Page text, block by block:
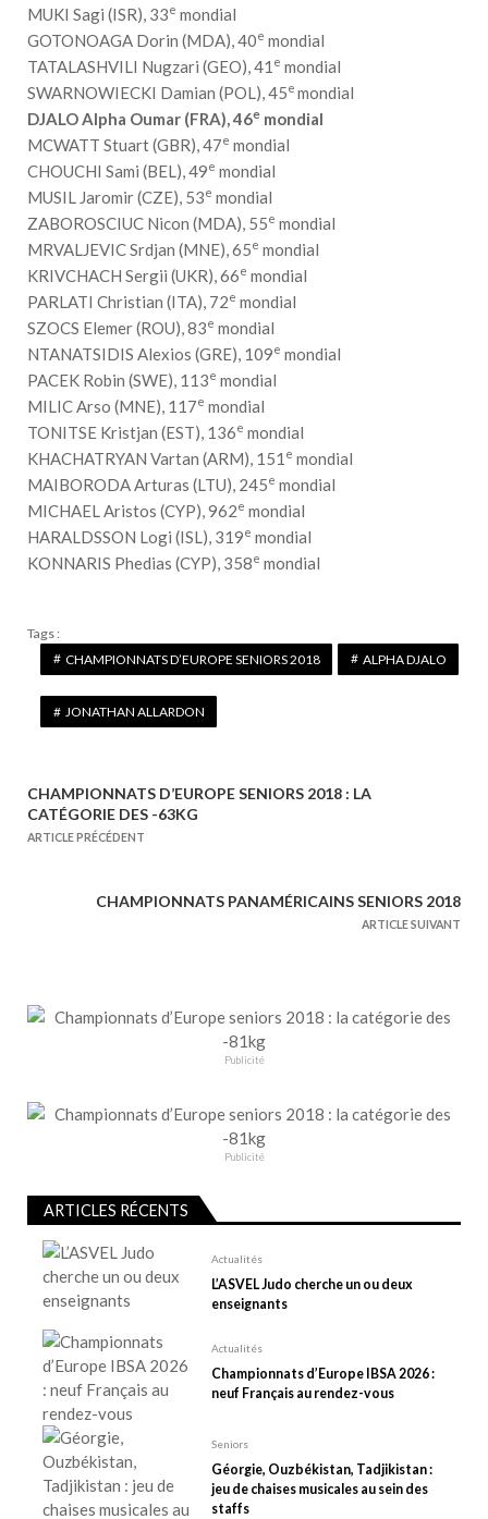
MUKI Sagi (ISR), 33e mondial
GOTONOAGA Dorin (MDA), 40e mondial
TATALASHVILI Nugzari (GEO), 41 e mondial
SWARNOWIECKI Damian (POL), 45e mondial
DJALO Alpha Oumar (FRA), 46e mondial
MCWATT Stuart (GBR), 47e mondial
CHOUCHI Sami (BEL), 49e mondial
MUSIL Jaromir (CZE), 53e mondial
ZABOROSCIUC Nicon (MDA), 55e mondial
MRVALJEVIC Srdjan (MNE), 65e mondial
KRIVCHACH Sergii (UKR), 66e mondial
PARLATI Christian (ITA), 72e mondial
SZOCS Elemer (ROU), 83e mondial
NTANATSIDIS Alexios (GRE), 109e mondial
PACEK Robin (SWE), 113e mondial
MILIC Arso (MNE), 117e mondial
TONITSE Kristjan (EST), 136e mondial
KHACHATRYAN Vartan (ARM), 151 e mondial
MAIBORODA Arturas (LTU), 245e mondial
MICHAEL Aristos (CYP), 962e mondial
HARALDSSON Logi (ISL), 319e mondial
KONNARIS Phedias (CYP), 358e mondial
Tags :
CHAMPIONNATS D’EUROPE SENIORS 2018
ALPHA DJALO
JONATHAN ALLARDON
N
a
i
d
e
CHAMPIONNATS D’EUROPE SENIORS 2018 : LA
CATÉGORIE DES -63KG
ARTICLE PRÉCÉDENT
CHAMPIONNATS PANAMÉRICAINS SENIORS 2018
ARTICLE SUIVANT
Publicité
Publicité
ARTICLES RÉCENTS
Actualités
L’ASVEL Judo cherche un ou deux
enseignants
Actualités
Championnats d’Europe IBSA 2026 :
neuf Français au rendez-vous
Seniors
Géorgie, Ouzbékistan, Tadjikistan :
jeu de chaises musicales au sein des
staffs